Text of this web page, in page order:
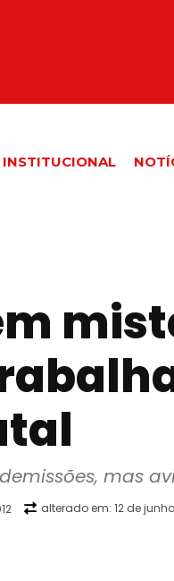
INSTITUCIONAL
mas
alterado em: 12 de